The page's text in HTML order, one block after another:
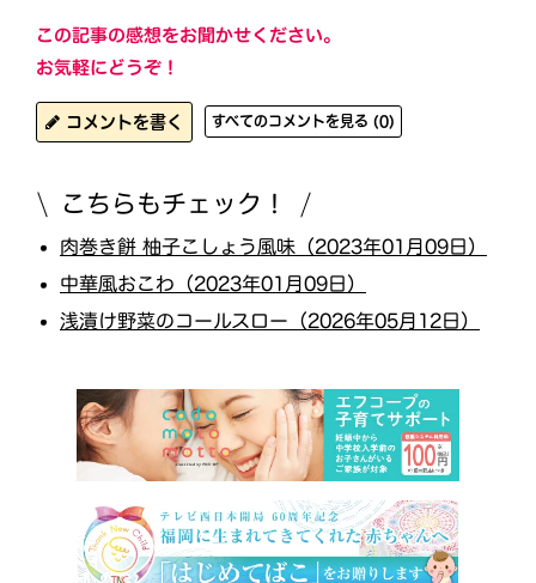
この記事の感想をお聞かせください。
お気軽にどうぞ！
コメントを書く すべてのコメントを見る (0)
こちらもチェック！
肉巻き餅 柚子こしょう風味（2023年01月09日）
中華風おこわ（2023年01月09日）
浅漬け野菜のコールスロー（2026年05月12日）